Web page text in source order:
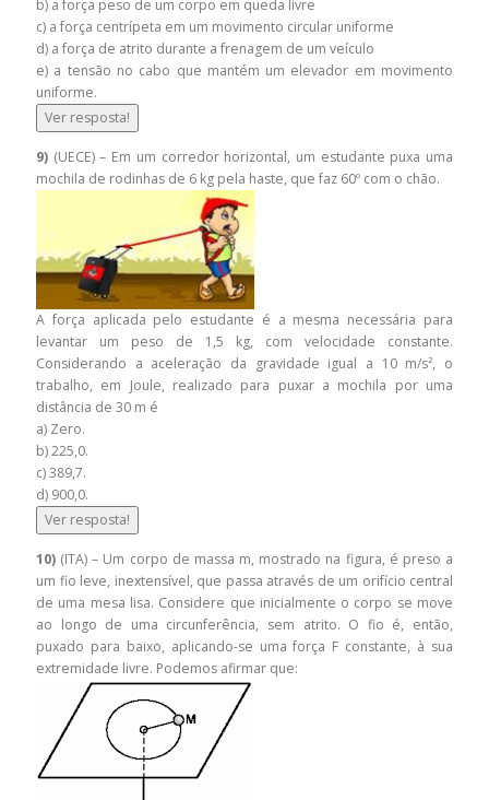
b) a força peso de um corpo em queda livre
c) a força centrípeta em um movimento circular uniforme
d) a força de atrito durante a frenagem de um veículo
e) a tensão no cabo que mantém um elevador em movimento
uniforme.
Ver resposta!
9) (UECE) – Em um corredor horizontal, um estudante puxa uma
mochila de rodinhas de 6 kg pela haste, que faz 60º com o chão.
A força aplicada pelo estudante é a mesma necessária para
levantar um peso de 1,5 kg, com velocidade constante.
Considerando a aceleração da gravidade igual a 10 m/s², o
trabalho, em Joule, realizado para puxar a mochila por uma
distância de 30 m é
a) Zero.
b) 225,0.
c) 389,7.
d) 900,0.
Ver resposta!
10) (ITA) – Um corpo de massa m, mostrado na figura, é preso a
um fio leve, inextensível, que passa através de um orifício central
de uma mesa lisa. Considere que inicialmente o corpo se move
ao longo de uma circunferência, sem atrito. O fio é, então,
puxado para baixo, aplicando-se uma força F constante, à sua
extremidade livre. Podemos afirmar que: